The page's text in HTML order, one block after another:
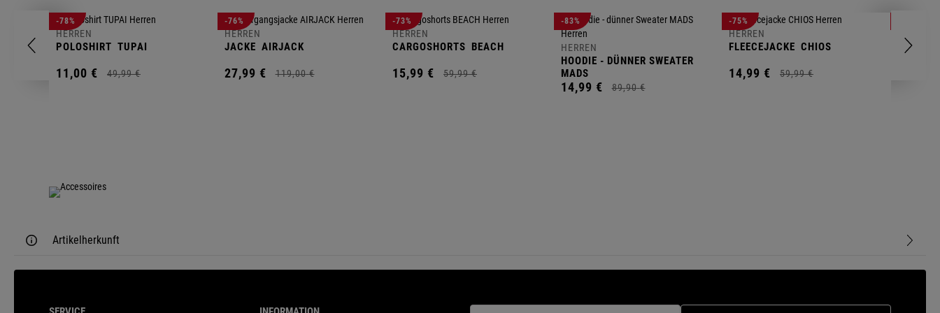
-78%
HERREN
POLOSHIRT TUPAI
11,00 € 49,99 €
-76%
HERREN
JACKE AIRJACK
27,99 € 119,00 €
-73%
HERREN
CARGOSHORTS BEACH
15,99 € 59,99 €
-83%
HERREN
HOODIE - DÜNNER SWEATER
MADS
14,99 € 89,90 €
-75%
HERREN
FLEECEJACKE CHIOS
14,99 € 59,99 €
HERREN
Artikelherkunft